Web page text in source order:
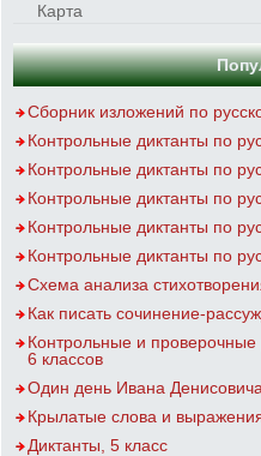
Карта
Сборник изложений по
Контрольные диктанты по
Контрольные диктанты по
Контрольные диктанты по
Контрольные диктанты по
Контрольные диктанты по
Схема анализа
Как писать сочинение-
Контрольные и
6 классов
Один день Ивана Денисовича
Крылатые слова и
Диктанты, 5 класс